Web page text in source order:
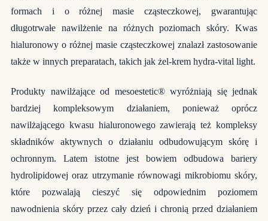
formach i o różnej masie cząsteczkowej, gwarantując
długotrwałe nawilżenie na różnych poziomach skóry. Kwas
hialuronowy o różnej masie cząsteczkowej znalazł zastosowanie
także w innych preparatach, takich jak żel-krem hydra-vital light.
Produkty nawilżające od mesoestetic® wyróżniają się jednak
bardziej kompleksowym działaniem, ponieważ oprócz
nawilżającego kwasu hialuronowego zawierają też kompleksy
składników aktywnych o działaniu odbudowującym skórę i
ochronnym. Latem istotne jest bowiem odbudowa bariery
hydrolipidowej oraz utrzymanie równowagi mikrobiomu skóry,
które pozwalają cieszyć się odpowiednim poziomem
nawodnienia skóry przez cały dzień i chronią przed działaniem